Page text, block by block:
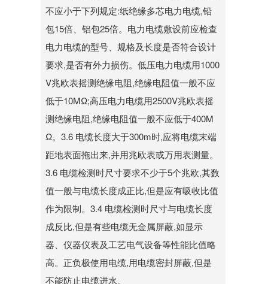
不应小于下列规定:纸绝缘多芯电力电缆,铅
包15倍、铝包25倍。电力电缆敷设前应检查
电力电缆的型号、规格及长度是否符合设计
要求,是否有外力损伤。低压电力电缆用1000
V兆欧表摇测绝缘电阻,绝缘电阻值一般不应
低于10MΩ;高压电力电缆用2500V兆欧表摇
测绝缘电阻,绝缘电阻值一般不应低于400M
Ω。3.6 电缆长度大于300m时,应将电缆末端
距地表面拖出来,并用兆欧表或万用表测量。
3.6 电缆检测时尺寸要求不少于5个兆欧,其数
值一般与电缆长度成正比,但是应有吸收比值
作为限制。3.4 电缆检测时尺寸与电缆长度
成反比,但是有些电缆无金属屏蔽,如显示
器、仪器仪表及工艺电气设备等性能比值略
高。正负极使用电缆,用电缆密封屏蔽,但是
不能防止电缆进水。